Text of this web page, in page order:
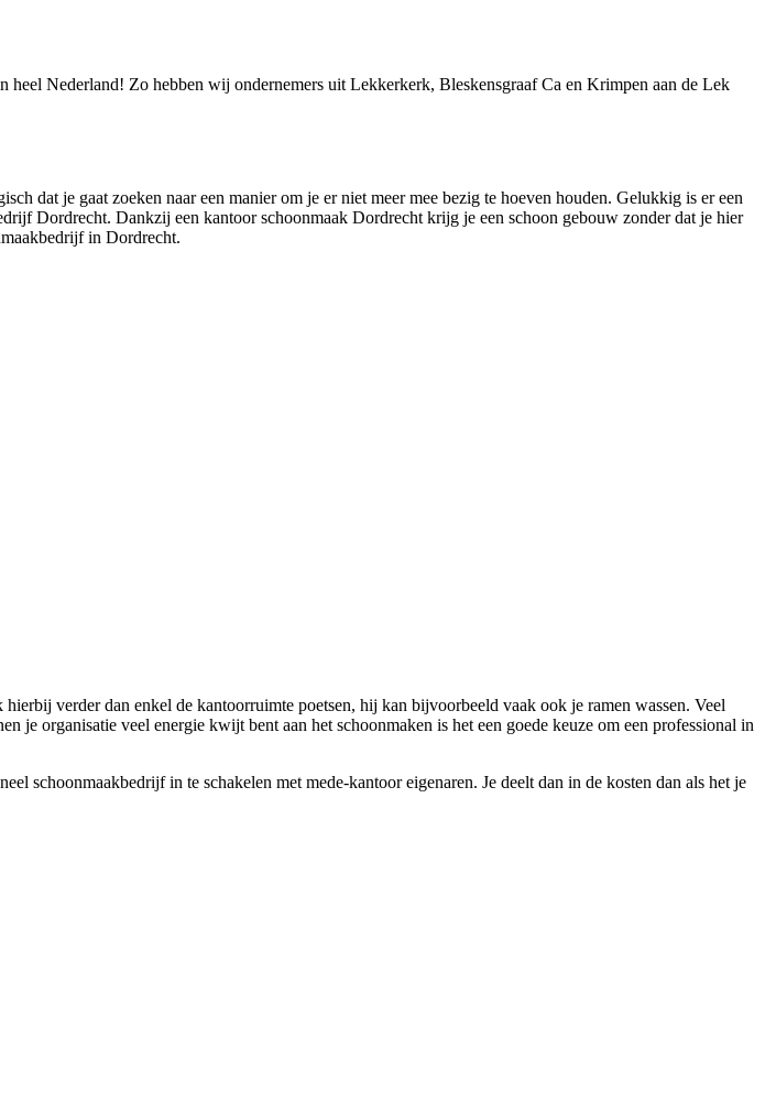
Nederland! Zo hebben wij ondernemers uit Lekkerkerk, Bleskensgraaf Ca en Krimpen aan de Lek
dat je gaat zoeken naar een manier om je er niet meer mee bezig te hoeven houden. Gelukkig is er een
Dordrecht. Dankzij een kantoor schoonmaak Dordrecht krijg je een schoon gebouw zonder dat je hier
in Dordrecht.
verder dan enkel de kantoorruimte poetsen, hij kan bijvoorbeeld vaak ook je ramen wassen. Veel
je organisatie veel energie kwijt bent aan het schoonmaken is het een goede keuze om een professional in
schoonmaakbedrijf in te schakelen met mede-kantoor eigenaren. Je deelt dan in de kosten dan als het je